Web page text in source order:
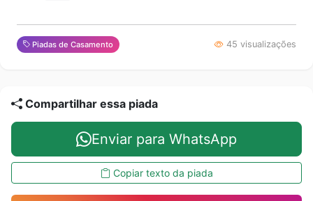
Piadas de Casamento 45 visualizações
Compartilhar essa piada
Enviar para WhatsApp
Copiar texto da piada